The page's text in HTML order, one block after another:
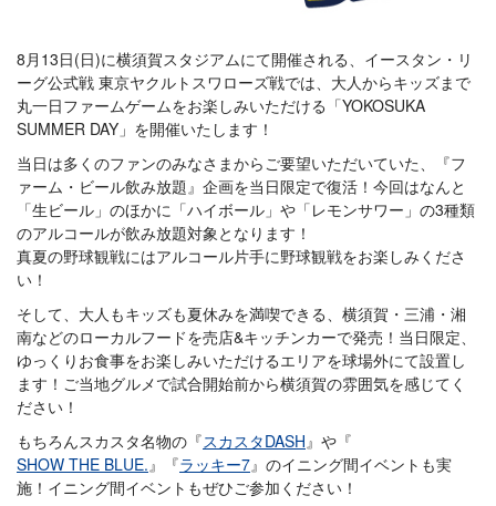
8月13日(日)に横須賀スタジアムにて開催される、イースタン・リ
ーグ公式戦 東京ヤクルトスワローズ戦では、大人からキッズまで
丸一日ファームゲームをお楽しみいただける「YOKOSUKA
SUMMER DAY」を開催いたします！
当日は多くのファンのみなさまからご要望いただいていた、『フ
ァーム・ビール飲み放題』企画を当日限定で復活！今回はなんと
「生ビール」のほかに「ハイボール」や「レモンサワー」の3種類
のアルコールが飲み放題対象となります！
真夏の野球観戦にはアルコール片手に野球観戦をお楽しみくださ
い！
そして、大人もキッズも夏休みを満喫できる、横須賀・三浦・湘
南などのローカルフードを売店&キッチンカーで発売！当日限定、
ゆっくりお食事をお楽しみいただけるエリアを球場外にて設置し
ます！ご当地グルメで試合開始前から横須賀の雰囲気を感じてく
ださい！
もちろんスカスタ名物の『スカスタDASH 』や『
SHOW THE BLUE. 』『ラッキー7』のイニング間イベントも実
施！イニング間イベントもぜひご参加ください！